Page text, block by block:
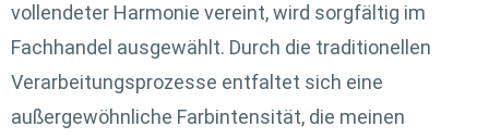
vollendeter Harmonie vereint, wird sorgfältig im
Fachhandel ausgewählt. Durch die traditionellen
Verarbeitungsprozesse entfaltet sich eine
außergewöhnliche Farbintensität, die meinen